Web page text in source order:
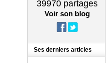
39970partages
Voir son blog
Ses derniers articles